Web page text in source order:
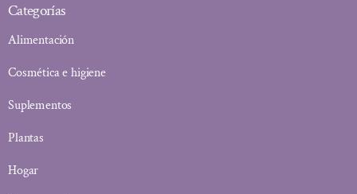
Categorías
Alimentación
Cosmética e higiene
Suplementos
Plantas
Hogar